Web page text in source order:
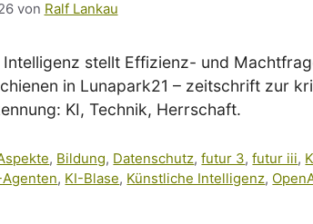
von Ralf Lankau
Intelligenz stellt Effizienz- und
in Lunapark21 – zeitschrift zur
KI, Technik, Herrschaft.
, Bildung, Datenschutz,futur 3,futur iii,
Agenten, KI-Blase, Künstliche Intelligenz,